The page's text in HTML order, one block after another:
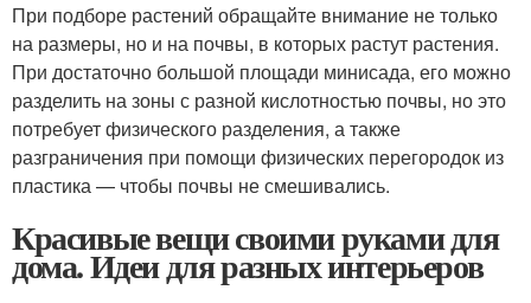
При подборе растений обращайте внимание не только
на размеры, но и на почвы, в которых растут растения.
При достаточно большой площади минисада, его можно
разделить на зоны с разной кислотностью почвы, но это
потребует физического разделения, а также
разграничения при помощи физических перегородок из
пластика — чтобы почвы не смешивались.
Красивые вещи своими руками для
дома. Идеи для разных интерьеров